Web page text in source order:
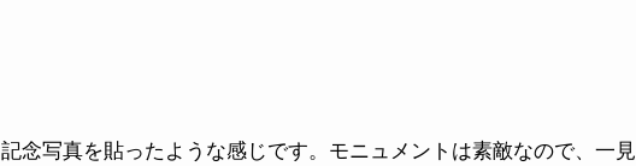
念写真を貼ったような感じです。モニュメントは素敵なので、一見